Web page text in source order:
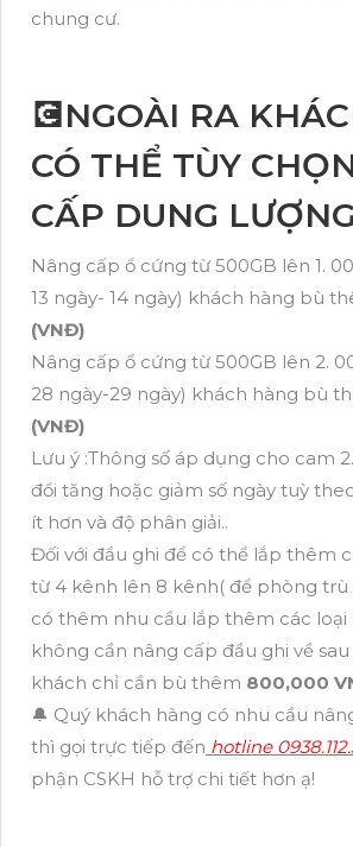
chung cư.
💽NGOÀI RA
CÓ THỂ TÙY
CẤP DUNG
Nâng cấp ổ cứng từ 500GB lên 1.
13 ngày- 14 ngày) khách hàng bù
(VNĐ)
Nâng cấp ổ cứng từ 500GB lên 2.
28 ngày-29 ngày) khách hàng bù
(VNĐ)
Lưu ý :Thông số áp dụng cho cam
đổi tăng hoặc giảm số ngày tuỳ
ít hơn và độ phân giải..
Đối với đầu ghi để có thể lắp thêm
từ 4 kênh lên 8 kênh( để phòng
có thêm nhu cầu lắp thêm các loại
không cần nâng cấp đầu ghi về
khách chỉ cần bù thêm 800,000
🔔 Quý khách hàng có nhu cầu
thì gọi trực tiếp đến hotline
phận CSKH hỗ trợ chi tiết hơn ạ!